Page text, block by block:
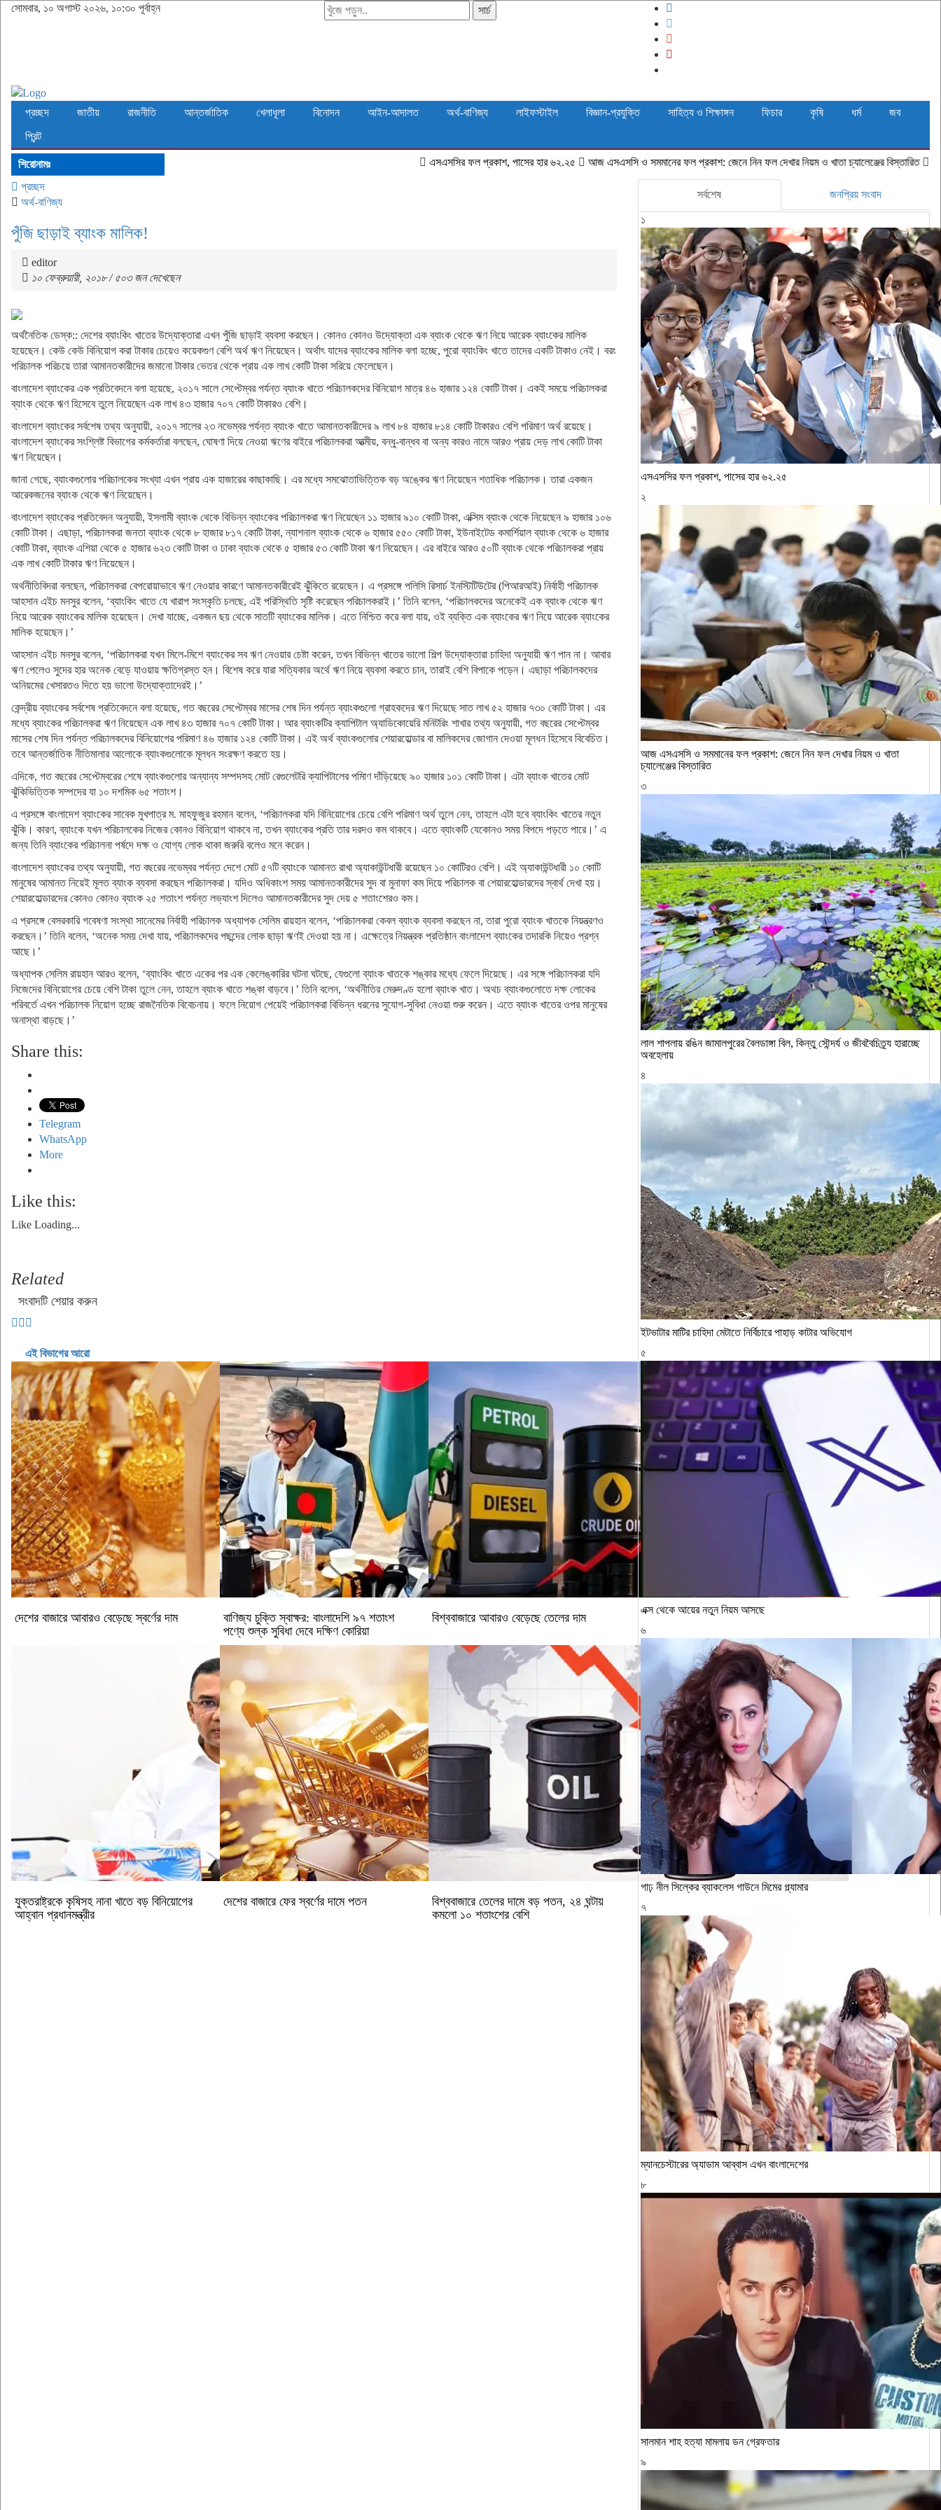
সোমবার, ১০ অগাস্ট ২০২৬, ১০:৩০ পূর্বাহ্ন সার্চ
প্রচ্ছদ জাতীয় রাজনীতি আন্তর্জাতিক খেলাধূলা বিনোদন আইন-আদালত অর্থ-বাণিজ্য লাইফস্টাইল বিজ্ঞান-প্রযুক্তি সাহিত্য ও শিক্ষাঙ্গন ফিচার কৃষি ধর্ম
জব
প্রিন্ট
শিরোনামঃ এসএসসির ফল প্রকাশ, পাসের হার ৬২.২৫ আজ এসএসসি ও সমমানের ফল প্রকাশ: জেনে নিন ফল দেখার নিয়ম ও খাতা চ্যালেঞ্জের বিস্তারিত লাল শাপলায় রঙিন
প্রচ্ছদ
অর্থ-বাণিজ্য
পুঁজি ছাড়াই ব্যাংক মালিক!
editor
১০ ফেব্রুয়ারী, ২০১৮ / ৫০৩ জন দেখেছেন
অর্থনৈতিক ডেস্ক:: দেশের ব্যাংকিং খাতের উদ্যোক্তারা এখন পুঁজি ছাড়াই ব্যবসা করছেন। কোনও কোনও উদ্যোক্তা এক ব্যাংক থেকে ঋণ নিয়ে আরেক ব্যাংকের মালিক
হয়েছেন। কেউ কেউ বিনিয়োগ করা টাকার চেয়েও কয়েকগুণ বেশি অর্থ ঋণ নিয়েছেন। অর্থাৎ যাদের ব্যাংকের মালিক বলা হচ্ছে, পুরো ব্যাংকিং খাতে তাদের একটি টাকাও নেই। বরং
পরিচালক পরিচয়ে তারা আমানতকারীদের জমানো টাকার ভেতর থেকে প্রায় এক লাখ কোটি টাকা সরিয়ে ফেলেছেন।
বাংলাদেশ ব্যাংকের এক প্রতিবেদনে বলা হয়েছে, ২০১৭ সালে সেপ্টেম্বর পর্যন্ত ব্যাংক খাতে পরিচালকদের বিনিয়োগ মাত্র ৪৬ হাজার ১২৪ কোটি টাকা। একই সময়ে পরিচালকরা
ব্যাংক থেকে ঋণ হিসেবে তুলে নিয়েছেন এক লাখ ৪৩ হাজার ৭০৭ কোটি টাকারও বেশি।
বাংলাদেশ ব্যাংকের সর্বশেষ তথ্য অনুযায়ী, ২০১৭ সালের ২৩ নভেম্বর পর্যন্ত ব্যাংক খাতে আমানতকারীদের ৯ লাখ ৮৪ হাজার ৮১৪ কোটি টাকারও বেশি পরিমাণ অর্থ রয়েছে।
বাংলাদেশ ব্যাংকের সংশ্লিষ্ট বিভাগের কর্মকর্তারা বলছেন, ঘোষণা দিয়ে নেওয়া ঋণের বাইরে পরিচালকরা আত্মীয়, বন্ধু-বান্ধব বা অন্য কারও নামে আরও প্রায় দেড় লাখ কোটি টাকা
ঋণ নিয়েছেন।
জানা গেছে, ব্যাংকগুলোর পরিচালকের সংখ্যা এখন প্রায় এক হাজারের কাছাকাছি। এর মধ্যে সমঝোতাভিত্তিক বড় অঙ্কের ঋণ নিয়েছেন শতাধিক পরিচালক। তারা একজন
আরেকজনের ব্যাংক থেকে ঋণ নিয়েছেন।
বাংলাদেশ ব্যাংকের প্রতিবেদন অনুযায়ী, ইসলামী ব্যাংক থেকে বিভিন্ন ব্যাংকের পরিচালকরা ঋণ নিয়েছেন ১১ হাজার ৯১০ কোটি টাকা, এক্সিম ব্যাংক থেকে নিয়েছেন ৯ হাজার ১০৬
কোটি টাকা। এছাড়া, পরিচালকরা জনতা ব্যাংক থেকে ৮ হাজার ৮১৭ কোটি টাকা, ন্যাশনাল ব্যাংক থেকে ৬ হাজার ৫৫০ কোটি টাকা, ইউনাইটেড কমার্শিয়াল ব্যাংক থেকে ৬ হাজার
কোটি টাকা, ব্যাংক এশিয়া থেকে ৫ হাজার ৬২৩ কোটি টাকা ও ঢাকা ব্যাংক থেকে ৫ হাজার ৫৩ কোটি টাকা ঋণ নিয়েছেন। এর বাইরে আরও ৫০টি ব্যাংক থেকে পরিচালকরা প্রায়
এক লাখ কোটি টাকার ঋণ নিয়েছেন।
অর্থনীতিবিদরা বলছেন, পরিচালকরা বেপরোয়াভাবে ঋণ নেওয়ার কারণে আমানতকারীরেই ঝুঁকিতে রয়েছেন। এ প্রসঙ্গে পলিসি রিসার্চ ইনস্টিটিউটের (পিআরআই) নির্বাহী পরিচালক
আহসান এইচ মনসুর বলেন, ‘ব্যাংকিং খাতে যে খারাপ সংস্কৃতি চলছে, এই পরিস্থিতি সৃষ্টি করেছেন পরিচালকরাই।’ তিনি বলেন, ‘পরিচালকদের অনেকেই এক ব্যাংক থেকে ঋণ
নিয়ে আরেক ব্যাংকের মালিক হয়েছেন। দেখা যাচ্ছে, একজন ছয় থেকে সাতটি ব্যাংকের মালিক। এতে নিশ্চিত করে বলা যায়, ওই ব্যক্তি এক ব্যাংকের ঋণ নিয়ে আরেক ব্যাংকের
মালিক হয়েছেন।’
আহসান এইচ মনসুর বলেন, ‘পরিচালকরা যখন মিলে-মিশে ব্যাংকের সব ঋণ নেওয়ার চেষ্টা করেন, তখন বিভিন্ন খাতের ভালো শিল্প উদ্যোক্তারা চাহিদা অনুযায়ী ঋণ পান না। আবার
ঋণ পেলেও সুদের হার অনেক বেড়ে যাওয়ায় ক্ষতিগ্রস্ত হন। বিশেষ করে যারা সত্যিকার অর্থে ঋণ নিয়ে ব্যবসা করতে চান, তারাই বেশি বিপাকে পড়েন। এছাড়া পরিচালকদের
অনিয়মের খেসারতও দিতে হয় ভালো উদ্যোক্তাদেরই।’
কেন্দ্রীয় ব্যাংকের সর্বশেষ প্রতিবেদনে বলা হয়েছে, গত বছরের সেপ্টেম্বর মাসের শেষ দিন পর্যন্ত ব্যাংকগুলো গ্রাহকদের ঋণ দিয়েছে সাত লাখ ৫২ হাজার ৭৩০ কোটি টাকা। এর
মধ্যে ব্যাংকের পরিচালকরা ঋণ নিয়েছেন এক লাখ ৪৩ হাজার ৭০৭ কোটি টাকা। আর ব্যাংকটির ক্যাপিটাল অ্যাডিকোয়েরি মনিটরিং শাখার তথ্য অনুযায়ী, গত বছরের সেপ্টেম্বর
মাসের শেষ দিন পর্যন্ত পরিচালকদের বিনিয়োগের পরিমাণ ৪৬ হাজার ১২৪ কোটি টাকা। এই অর্থ ব্যাংকগুলোর শেয়ারহোল্ডার বা মালিকদের জোগান দেওয়া মূলধন হিসেবে বিবেচিত।
তবে আন্তর্জাতিক নীতিমালার আলোকে ব্যাংকগুলোকে মূলধন সংরক্ষণ করতে হয়।
এদিকে, গত বছরের সেপ্টেম্বরের শেষে ব্যাংকগুলোর অন্যান্য সম্পদসহ মোট রেগুলেটরি ক্যাপিটালের পমিাণ দাঁড়িয়েছে ৯০ হাজার ১০১ কোটি টাকা। এটা ব্যাংক খাতের মোট
ঝুঁকিভিত্তিক সম্পদের যা ১০ দশমিক ৬৫ শতাংশ।
এ প্রসঙ্গে বাংলাদেশ ব্যাংকের সাবেক মুখপাত্র ম. মাহফুজুর রহমান বলেন, ‘পরিচালকরা যদি বিনিয়োগের চেয়ে বেশি পরিমাণ অর্থ তুলে নেন, তাহলে এটা হবে ব্যাংকিং খাতের নতুন
ঝুঁকি। কারণ, ব্যাংকে যখন পরিচালকের নিজের কোনও বিনিয়োগ থাকবে না, তখন ব্যাংকের প্রতি তার দরদও কম থাকবে। এতে ব্যাংকটি যেকোনও সময় বিপদে পড়তে পারে।’ এ
জন্য তিনি ব্যাংকের পরিচালনা পর্ষদে দক্ষ ও যোগ্য লোক থাকা জরুরি বলেও মনে করেন।
বাংলাদেশ ব্যাংকের তথ্য অনুযায়ী, গত বছরের নভেম্বর পর্যন্ত দেশে মোট ৫৭টি ব্যাংকে আমানত রাখা অ্যাকাউন্টধারী রয়েছেন ১০ কোটিরও বেশি। এই অ্যাকাউন্টধারী ১০ কোটি
মানুষের আমানত নিয়েই মূলত ব্যাংক ব্যবসা করছেন পরিচালকরা। যদিও অধিকাংশ সময় আমানতকারীদের সুদ বা মুনাফা কম দিয়ে পরিচালক বা শেয়ারহোল্ডারদের স্বার্থ দেখা হয়।
শেয়ারহোল্ডারদের কোনও কোনও ব্যাংক ২৫ শতাংশ পর্যন্ত লভ্যাংশ দিলেও আমানতকারীদের সুদ দেয় ৫ শতাংশেরও কম।
এ প্রসঙ্গে বেসরকারি গবেষণা সংস্থা সানেমের নির্বাহী পরিচালক অধ্যাপক সেলিম রায়হান বলেন, ‘পরিচালকরা কেবল ব্যাংক ব্যবসা করছেন না, তারা পুরো ব্যাংক খাতকে নিয়ন্ত্রণও
করছেন।’ তিনি বলেন, ‘অনেক সময় দেখা যায়, পরিচালকদের পছন্দের লোক ছাড়া ঋণই দেওয়া হয় না। এক্ষেত্রে নিয়ন্ত্রক প্রতিষ্ঠান বাংলাদেশ ব্যাংকের তদারকি নিয়েও প্রশ্ন
আছে।’
অধ্যাপক সেলিম রায়হান আরও বলেন, ‘ব্যাংকিং খাতে একের পর এক কেলেঙ্কারির ঘটনা ঘটছে, যেগুলো ব্যাংক খাতকে শঙ্কার মধ্যে ফেলে দিয়েছে। এর সঙ্গে পরিচালকরা যদি
নিজেদের বিনিয়োগের চেয়ে বেশি টাকা তুলে নেন, তাহলে ব্যাংক খাতে শঙ্কা বাড়বে।’ তিনি বলেন, ‘অর্থনীতির মেরুদণ্ড হলো ব্যাংক খাত। অথচ ব্যাংকগুলোতে দক্ষ লোকের
পরিবর্তে এখন পরিচালক নিয়োগ হচ্ছে রাজনৈতিক বিবেচনায়। ফলে নিয়োগ পেয়েই পরিচালকরা বিভিন্ন ধরনের সুযোগ-সুবিধা নেওয়া শুরু করেন। এতে ব্যাংক খাতের ওপর মানুষের
অনাস্থা বাড়ছে।’
Share this:
Telegram
WhatsApp
More
Like this:
Like Loading...
Related
সংবাদটি শেয়ার করুন
এই বিভাগের আরো
দেশের বাজারে আবারও বেড়েছে স্বর্ণের দাম
বাণিজ্য চুক্তি স্বাক্ষর: বাংলাদেশি ৯৭ শতাংশ
পণ্যে শুল্ক সুবিধা দেবে দক্ষিণ কোরিয়া
বিশ্ববাজারে আবারও বেড়েছে তেলের দাম
যুক্তরাষ্ট্রকে কৃষিসহ নানা খাতে বড় বিনিয়োগের
আহ্বান প্রধানমন্ত্রীর
দেশের বাজারে ফের স্বর্ণের দামে পতন
বিশ্ববাজারে তেলের দামে বড় পতন, ২৪ ঘন্টায়
কমলো ১০ শতাংশের বেশি
সর্বশেষ জনপ্রিয় সংবাদ
১
এসএসসির ফল প্রকাশ, পাসের হার ৬২.২৫
২
আজ এসএসসি ও সমমানের ফল প্রকাশ: জেনে নিন ফল দেখার নিয়ম ও খাতা
চ্যালেঞ্জের বিস্তারিত
৩
লাল শাপলায় রঙিন জামালপুরের বৈলডাঙ্গা বিল, কিন্তু সৌন্দর্য ও জীববৈচিত্র্য হারাচ্ছে
অবহেলায়
৪
ইটভাটার মাটির চাহিদা মেটাতে নির্বিচারে পাহাড় কাটার অভিযোগ
৫
এক্স থেকে আয়ের নতুন নিয়ম আসছে
৬
গাঢ় নীল সিল্কের ব্যাকলেস গাউনে মিমের গ্ল্যামার
৭
ম্যানচেস্টারের অ্যাডাম আব্বাস এখন বাংলাদেশের
৮
সালমান শাহ হত্যা মামলায় ডন গ্রেফতার
৯